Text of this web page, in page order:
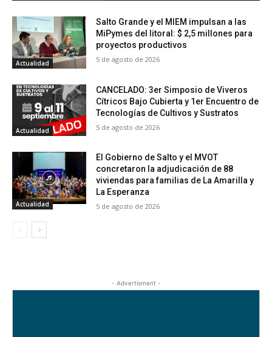
Actualidad
Salto Grande y el MIEM impulsan a las
MiPymes del litoral: $ 2,5 millones para
proyectos productivos
5 de agosto de 2026
Actualidad
CANCELADO: 3er Simposio de Viveros
Cítricos Bajo Cubierta y 1er Encuentro de
Tecnologías de Cultivos y Sustratos
5 de agosto de 2026
Actualidad
El Gobierno de Salto y el MVOT
concretaron la adjudicación de 88
viviendas para familias de La Amarilla y
La Esperanza
5 de agosto de 2026
- Advertisment -